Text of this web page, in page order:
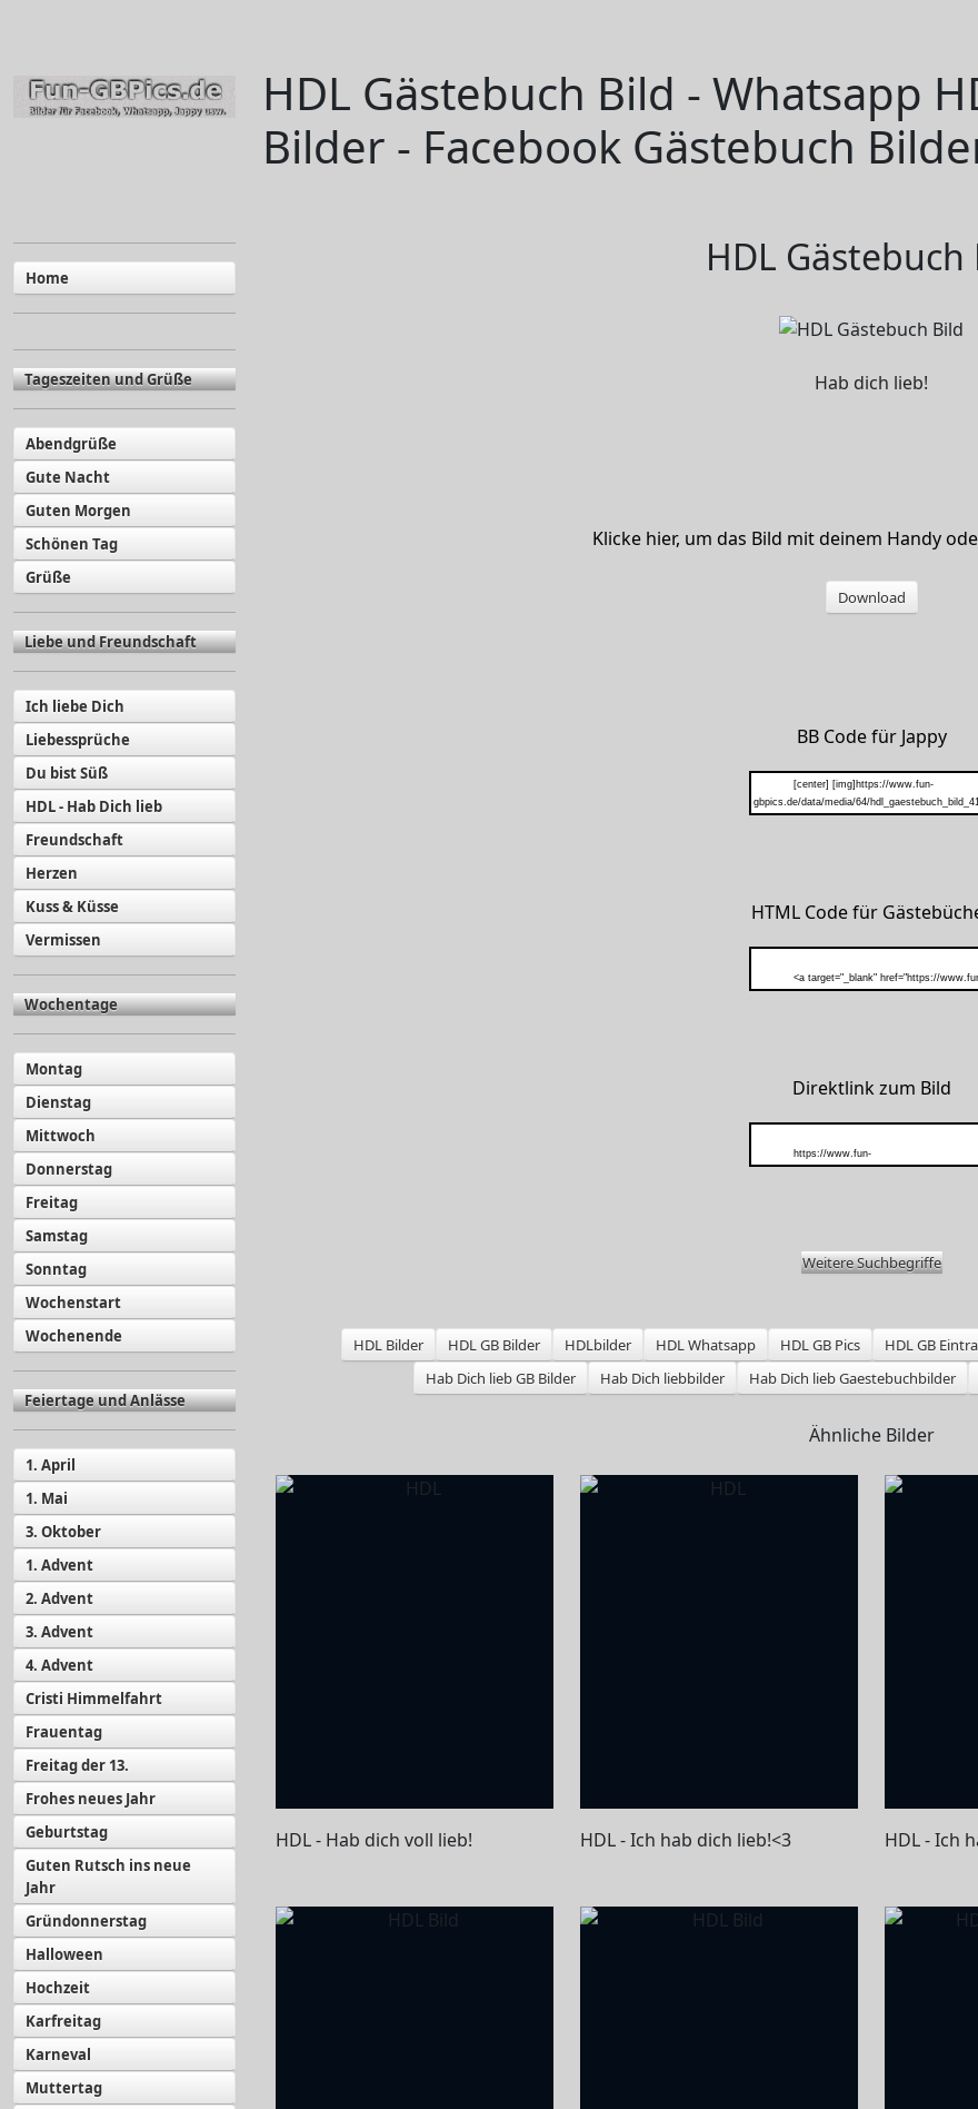
Home
Tageszeiten und Grüße
Abendgrüße
Gute Nacht
Guten Morgen
Schönen Tag
Grüße
Liebe und Freundschaft
Ich liebe Dich
Liebessprüche
Du bist Süß
HDL - Hab Dich lieb
Freundschaft
Herzen
Kuss & Küsse
Vermissen
Wochentage
Montag
Dienstag
Mittwoch
Donnerstag
Freitag
Samstag
Sonntag
Wochenstart
Wochenende
Feiertage und Anlässe
1. April
1. Mai
3. Oktober
1. Advent
2. Advent
3. Advent
4. Advent
Cristi Himmelfahrt
Frauentag
Freitag der 13.
Frohes neues Jahr
Geburtstag
Guten Rutsch ins neue
Jahr
Gründonnerstag
Halloween
Hochzeit
Karfreitag
Karneval
Muttertag
HDL Gästebuch Bild - Whatsapp
Bilder - Facebook Gästebuch
HDL Gästebuch
Hab dich lieb!
Klicke hier, um das Bild mit deinem Handy
Download
BB Code für Jappy
HTML Code für
Direktlink zum Bild
Weitere Suchbegriffe
HDL Bilder HDL GB Bilder HDLbilder HDL Whatsapp HDL GB Pics HDL GB
Hab Dich lieb GB Bilder
Hab Dich liebbilder Hab Dich lieb Gaestebuchbilder
Ähnliche Bilder
HDL - Hab dich voll lieb! HDL - Ich hab dich lieb!<3 HDL - Ich